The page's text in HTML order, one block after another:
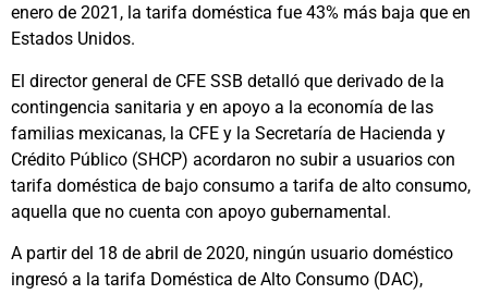
enero de 2021, la tarifa doméstica fue 43% más baja que en
Estados Unidos.
El director general de CFE SSB detalló que derivado de la
contingencia sanitaria y en apoyo a la economía de las
familias mexicanas, la CFE y la Secretaría de Hacienda y
Crédito Público (SHCP) acordaron no subir a usuarios con
tarifa doméstica de bajo consumo a tarifa de alto consumo,
aquella que no cuenta con apoyo gubernamental.
A partir del 18 de abril de 2020, ningún usuario doméstico
ingresó a la tarifa Doméstica de Alto Consumo (DAC),